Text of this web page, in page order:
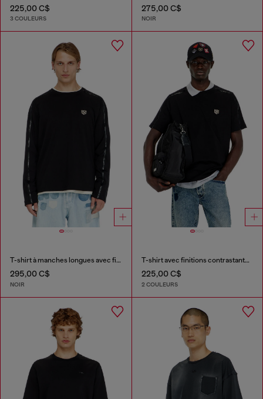
225,00 C$
3 COULEURS
275,00 C$
NOIR
T-shirt à manches longues avec finitions ton sur ton
295,00 C$
NOIR
T-shirt avec finitions contrastantes et patch logo
225,00 C$
2 COULEURS